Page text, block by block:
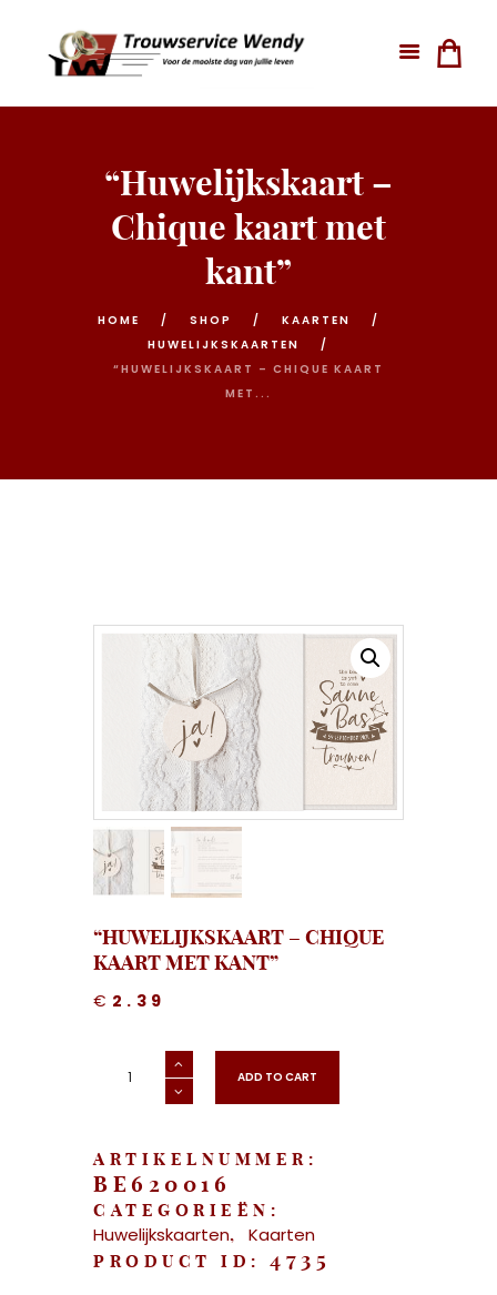
“Huwelijkskaart –
Chique kaart met
kant”
HOME SHOP
KAARTEN
HUWELIJKSKAARTEN
“HUWELIJKSKAART – CHIQUE KAART
MET...
“HUWELIJKSKAART – CHIQUE
KAART MET KANT”
€ 2.39
"Huwelijkskaart
Chique ADD TO CART
ARTIKELNUMMER:
BE620016
CATEGORIEËN:
Huwelijkskaarten, Kaarten
PRODUCT ID: 4735